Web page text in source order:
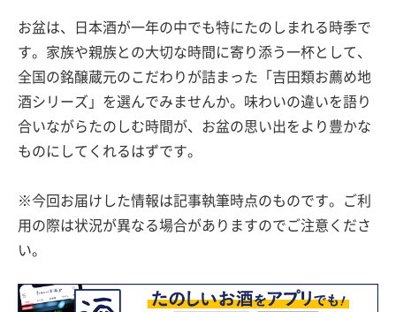
お盆は、日本酒が一年の中でも特にたのしまれる時季で
す。家族や親族との大切な時間に寄り添う一杯として、
全国の銘醸蔵元のこだわりが詰まった「吉田類お薦め地
酒シリーズ」を選んでみませんか。味わいの違いを語り
合いながらたのしむ時間が、お盆の思い出をより豊かな
ものにしてくれるはずです。
※今回お届けした情報は記事執筆時点のものです。ご利
用の際は状況が異なる場合がありますのでご注意くださ
い。